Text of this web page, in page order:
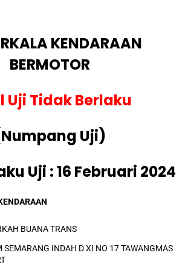
KENDARAAN
BERMOTOR
Uji Tidak Berlaku
Uji)
Uji : 16 Februari 2024
BUANA TRANS
SEMARANG INDAH D XI NO 17 TAWANGMAS